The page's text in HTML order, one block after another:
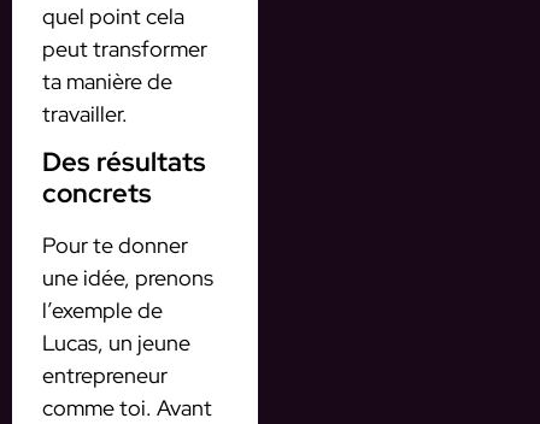
quel point cela
peut transformer
ta manière de
travailler.
Des résultats
concrets
Pour te donner
une idée, prenons
l’exemple de
Lucas, un jeune
entrepreneur
comme toi. Avant